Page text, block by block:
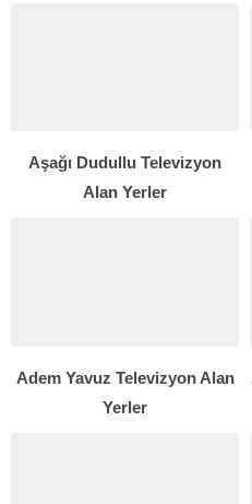
Aşağı Dudullu Televizyon
Alan Yerler
Adem Yavuz Televizyon Alan
Yerler